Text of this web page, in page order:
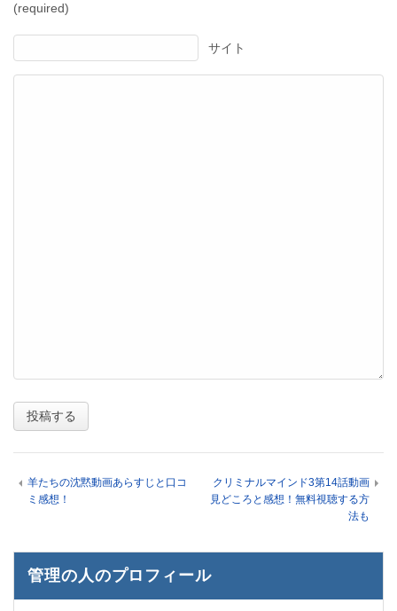
(required)
サイト
羊たちの沈黙動画あらすじと口コ
ミ感想！
クリミナルマインド3第14話動画
見どころと感想！無料視聴する方
法も
管理の人のプロフィール